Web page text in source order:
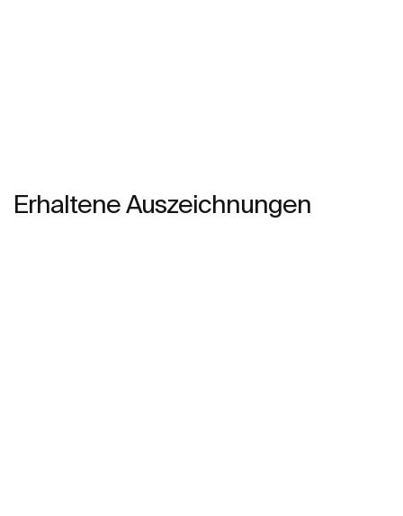
Erhaltene Auszeichnungen